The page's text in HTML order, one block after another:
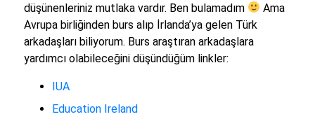
düşünenleriniz mutlaka vardır. Ben bulamadım
Ama
Avrupa birliğinden burs alıp İrlanda’ya gelen Türk
arkadaşları biliyorum. Burs araştıran arkadaşlara
yardımcı olabileceğini düşündüğüm linkler:
IUA
Education Ireland